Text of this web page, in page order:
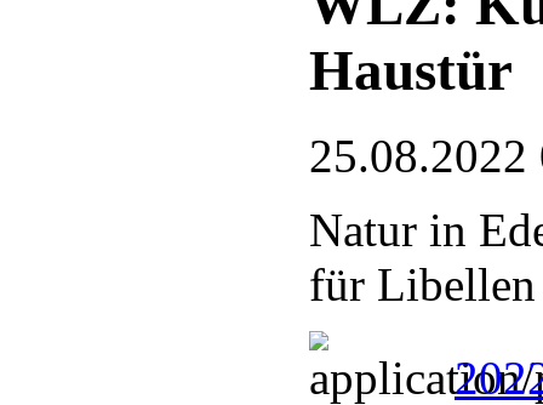
Haustür
25.08.2022
Natur in
für Libellen